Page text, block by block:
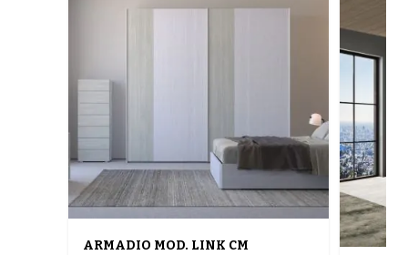
ARMADIO MOD. LINK CM